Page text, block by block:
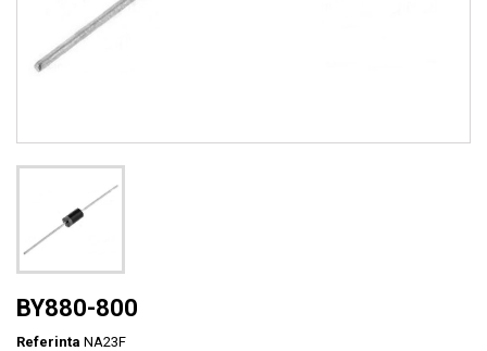
BY880-800
Referinta NA23F